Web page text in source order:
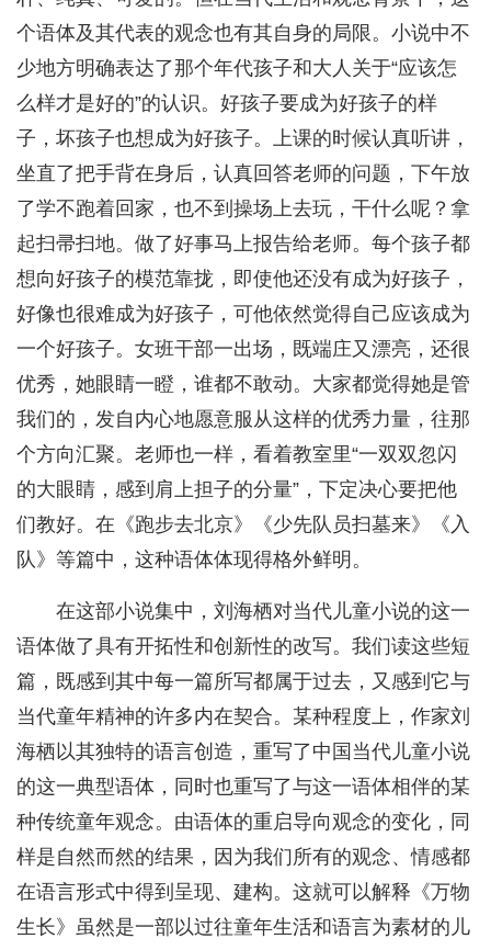
个语体及其代表的观念也有其自身的局限。小说中不
少地方明确表达了那个年代孩子和大人关于“应该怎
么样才是好的”的认识。好孩子要成为好孩子的样
子，坏孩子也想成为好孩子。上课的时候认真听讲，
坐直了把手背在身后，认真回答老师的问题，下午放
了学不跑着回家，也不到操场上去玩，干什么呢？拿
起扫帚扫地。做了好事马上报告给老师。每个孩子都
想向好孩子的模范靠拢，即使他还没有成为好孩子，
好像也很难成为好孩子，可他依然觉得自己应该成为
一个好孩子。女班干部一出场，既端庄又漂亮，还很
优秀，她眼睛一瞪，谁都不敢动。大家都觉得她是管
我们的，发自内心地愿意服从这样的优秀力量，往那
个方向汇聚。老师也一样，看着教室里“一双双忽闪
的大眼睛，感到肩上担子的分量”，下定决心要把他
们教好。在《跑步去北京》《少先队员扫墓来》《入
队》等篇中，这种语体体现得格外鲜明。
在这部小说集中，刘海栖对当代儿童小说的这一
语体做了具有开拓性和创新性的改写。我们读这些短
篇，既感到其中每一篇所写都属于过去，又感到它与
当代童年精神的许多内在契合。某种程度上，作家刘
海栖以其独特的语言创造，重写了中国当代儿童小说
的这一典型语体，同时也重写了与这一语体相伴的某
种传统童年观念。由语体的重启导向观念的变化，同
样是自然而然的结果，因为我们所有的观念、情感都
在语言形式中得到呈现、建构。这就可以解释《万物
生长》虽然是一部以过往童年生活和语言为素材的儿